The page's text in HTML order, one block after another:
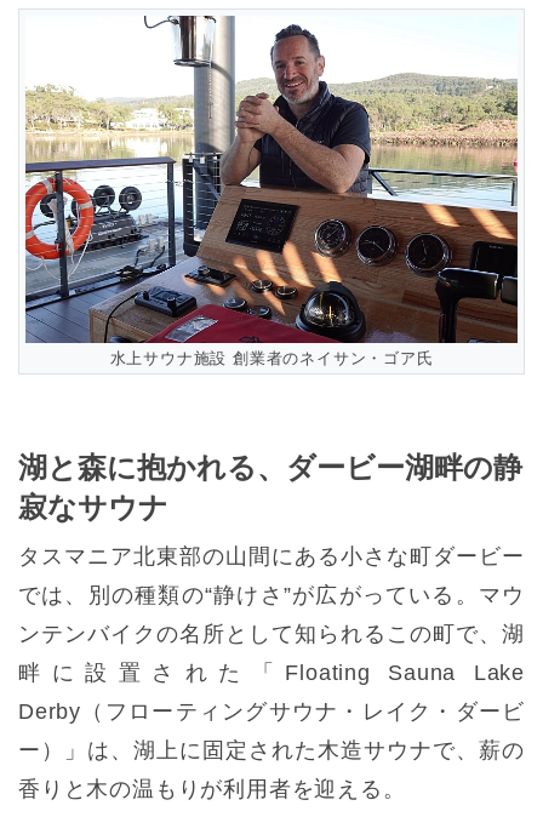
水上サウナ施設 創業者のネイサン・ゴア氏
湖と森に抱かれる、ダービー湖畔の静
寂なサウナ
タスマニア北東部の山間にある小さな町ダービー
では、別の種類の“静けさ”が広がっている。マウ
ンテンバイクの名所として知られるこの町で、湖
畔に設置された「Floating Sauna Lake
Derby（フローティングサウナ・レイク・ダービ
ー）」は、湖上に固定された木造サウナで、薪の
香りと木の温もりが利用者を迎える。